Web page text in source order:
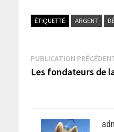
ÉTIQUETTÉ ARGENT
Navigation
de
PUBLICATION
Les fondateurs de